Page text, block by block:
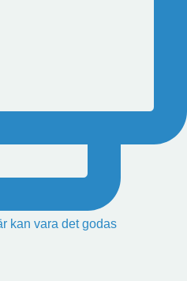
kan vara det godas